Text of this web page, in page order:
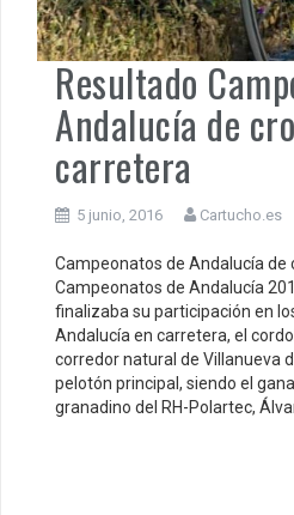
Resultado
Andalucía de
carretera
5 junio, 2016 Cartucho.es
Campeonatos de Andalucía de
Campeonatos de Andalucía
finalizaba su participación en
Andalucía en carretera, el
corredor natural de Villanueva
pelotón principal, siendo el
granadino del RH-Polartec,